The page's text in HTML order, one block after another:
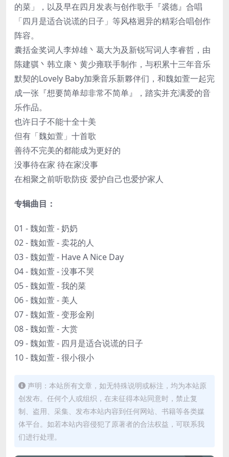
的菜」，以及早在四月发表与创作歌手『裘德』合唱
「四月是适合说谎的日子」等风格迥异的精彩合唱创作
阵容。
囊括金奖词人李焯雄丶葛大为及新锐写词人李睿哲，由
陈建骐丶韩立康丶黄少雍联手制作，与积累十三年音乐
默契的Lovely Baby加乘音乐新夥伴们，和魏如萱一起完
成一张『想要简单却非常不简单』，踏实并充满爱的音
乐作品。
也许日子不能十全十美
但有「魏如萱」十首歌
善待不完美的都能成为更好的
没事待在家 待在家没事
在相聚之前听歌防疫 爱护自己也爱护家人
专辑曲目：
01 - 魏如萱 - 奶奶
02 - 魏如萱 - 卖花的人
03 - 魏如萱 - Have A Nice Day
04 - 魏如萱 - 没事不哭
05 - 魏如萱 - 我的菜
06 - 魏如萱 - 美人
07 - 魏如萱 - 变形金刚
08 - 魏如萱 - 大赏
09 - 魏如萱 - 四月是适合说谎的日子
10 - 魏如萱 - 很小很小
声明：本站所有文章，如无特殊说明或标注，均为本站原
创发布。任何个人或组织，在未征得本站同意时，禁止复
制、盗用、采集、发布本站内容到任何网站、书籍等各类媒
体平台。如若本站内容侵犯了原著者的合法权益，可联系我
们进行处理。